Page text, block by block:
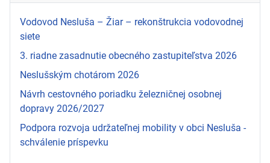
Vodovod Nesluša – Žiar – rekonštrukcia vodovodnej
siete
3. riadne zasadnutie obecného zastupiteľstva 2026
Neslušským chotárom 2026
Návrh cestovného poriadku železničnej osobnej
dopravy 2026/2027
Podpora rozvoja udržateľnej mobility v obci Nesluša -
schválenie príspevku